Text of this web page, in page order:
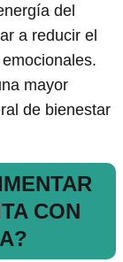
del
a reducir el
mayor
de bienestar
CON